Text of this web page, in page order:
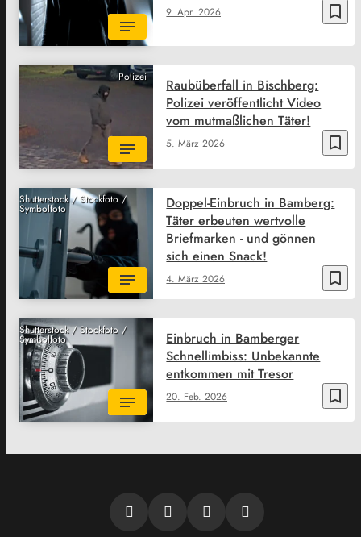
bookmark_border
9. Apr. 2026
Polizei
bookmark_border
5. März 2026
Raubüberfall in Bischberg:
Polizei veröffentlicht Video
vom mutmaßlichen Täter!
Shutterstock / Stockfoto /
Symbolfoto
bookmark_border
4. März 2026
Doppel-Einbruch in Bamberg:
Täter erbeuten wertvolle
Briefmarken - und gönnen
sich einen Snack!
Shutterstock / Stockfoto /
Symbolfoto
bookmark_border
20. Feb. 2026
Einbruch in Bamberger
Schnellimbiss: Unbekannte
entkommen mit Tresor